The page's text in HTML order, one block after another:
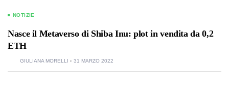
NOTIZIE
Nasce il Metaverso di Shiba Inu: plot in vendita da 0,2
ETH
GIULIANA MORELLI 31 MARZO 2022